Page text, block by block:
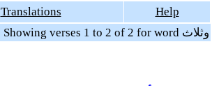
Translations
Help
Showing verses 1 to 2 of 2 for word وثلاث